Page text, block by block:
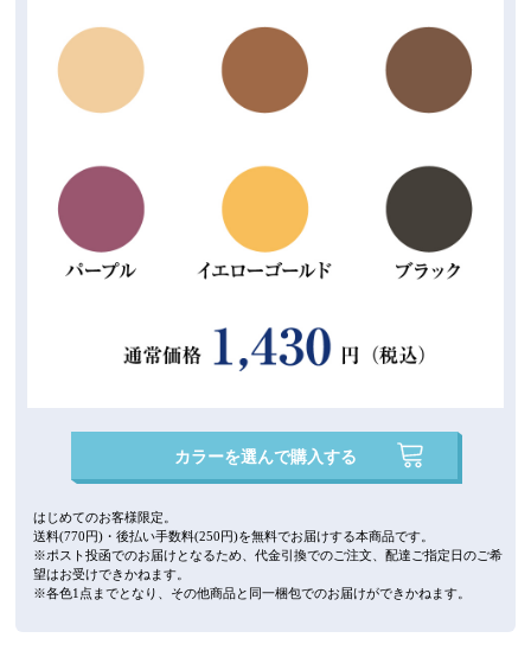
カラーを選んで購入する
はじめてのお客様限定。
送料(770円)・後払い手数料(250円)を無料でお届けする本商品です。
※ポスト投函でのお届けとなるため、代金引換でのご注文、配達ご指定日のご希
望はお受けできかねます。
※各色1点までとなり、その他商品と同一梱包でのお届けができかねます。